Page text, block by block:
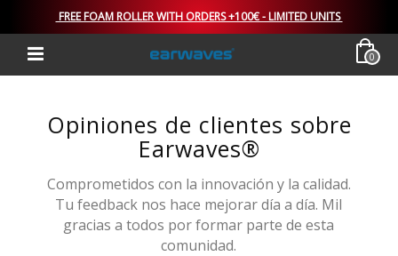
FREE FOAM ROLLER WITH ORDERS +100€ - LIMITED UNITS
0
Opiniones de clientes sobre
Earwaves®
Comprometidos con la innovación y la calidad.
Tu feedback nos hace mejorar día a día. Mil
gracias a todos por formar parte de esta
comunidad.